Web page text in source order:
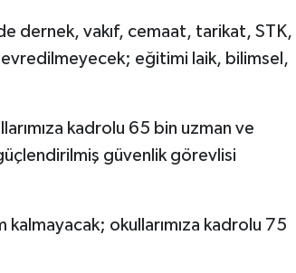
dernek, vakıf, cemaat, tarikat, STK,
eğitimi laik, bilimsel,
kadrolu 65 bin uzman ve
güvenlik görevlisi
okullarımıza kadrolu 75